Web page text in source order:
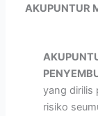
AKUPUNTUR
yang dirilis
risiko